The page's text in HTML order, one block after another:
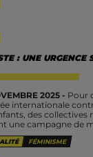
: UNE URGENCE
2025 - Pour
internationale
des collectives
une campagne de
du Délégué
FÉMINISME